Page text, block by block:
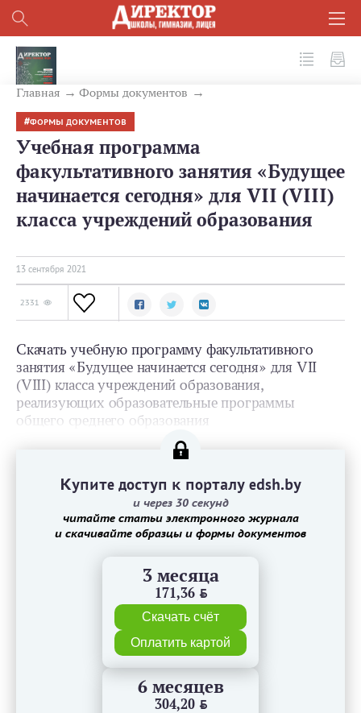
Главная Формы документов
ФОРМЫ ДОКУМЕНТОВ
Учебная программа
факультативного занятия «Будущее
начинается сегодня» для VII (VIII)
класса учреждений образования
13 сентября 2021
2331
Скачать учебную программу факультативного
занятия «Будущее начинается сегодня» для VII
(VIII) класса учреждений образования,
реализующих образовательные программы
общего среднего образования
Купите доступ к порталу edsh.by
и через 30 секунд
читайте статьи электронного журнала
и скачивайте образцы и формы документов
3 месяца
171,36 BYN
Скачать счёт
Оплатить картой
6 месяцев
304,20 BYN